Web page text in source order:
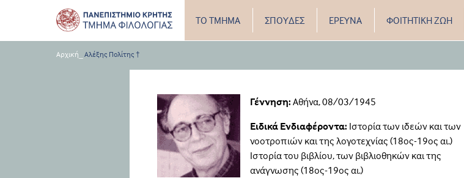
ΤΟ ΤΜΗΜΑ ΣΠΟΥΔΕΣ ΕΡΕΥΝΑ ΦΟΙΤΗΤΙΚΗ ΖΩΗ
Αρχική Αλέξης Πολίτης †
Γέννηση: Αθήνα, 08/03/1945
Ειδικά Ενδιαφέροντα: Ιστορία των ιδεών και των
νοοτροπιών και της λογοτεχνίας (18ος-19ος αι.)
Ιστορία του βιβλίου, των βιβλιοθηκών και της
ανάγνωσης (18ος-19ος αι.)